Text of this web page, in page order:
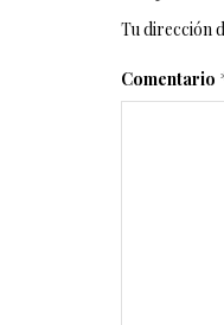
Tu dirección
Comentario